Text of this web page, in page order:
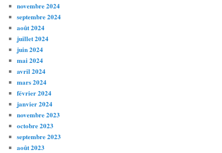
novembre 2024
septembre 2024
août 2024
juillet 2024
juin 2024
mai 2024
avril 2024
mars 2024
février 2024
janvier 2024
novembre 2023
octobre 2023
septembre 2023
août 2023